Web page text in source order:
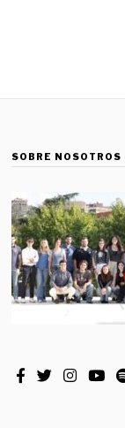
SOBRE NOSOTROS